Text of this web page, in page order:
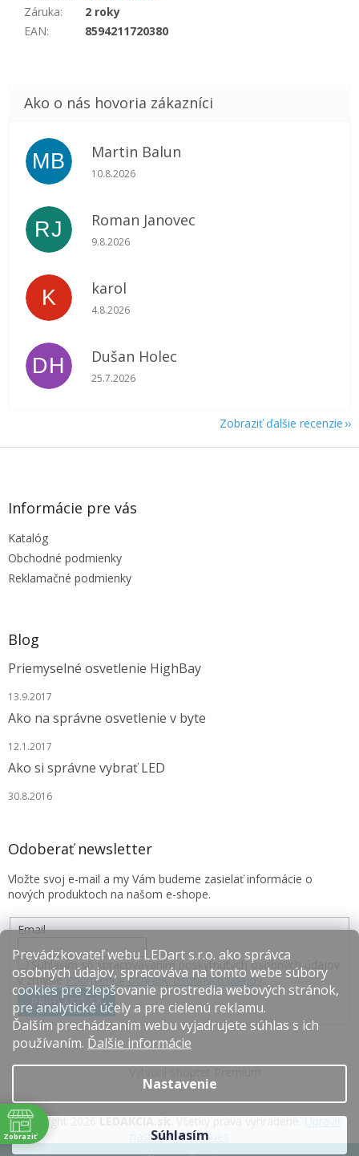
Prevádzkovateľ webu LEDart s.r.o. ako správca
osobných údajov, spracováva na tomto webe súbory
cookies pre zlepšovanie prostredia webových stránok,
pre analytické účely a pre cielenú reklamu.
Ďalším prechádzaním webu vyjadrujete súhlas s ich
používaním. Ďalšie informácie
Nastavenie
Súhlasím
Záruka:
2 roky
EAN: 8594211720380
MB Martin Balun
Hodnotenie obchodu je 5 z 5 hviezdičiek.
10.8.2026
RJ Roman Janovec
Hodnotenie obchodu je 5 z 5 hviezdičiek.
9.8.2026
K karol
Hodnotenie obchodu je 5 z 5 hviezdičiek.
4.8.2026
DH Dušan Holec
Hodnotenie obchodu je 5 z 5 hviezdičiek.
25.7.2026
Zobraziť ďalšie recenzie
Z
Informácie pre vás
Katalóg
Obchodné podmienky
Reklamačné podmienky
Blog
Priemyselné osvetlenie HighBay
13.9.2017
Ako na správne osvetlenie v byte
12.1.2017
Ako si správne vybrať LED
30.8.2016
Odoberať newsletter
Vložte svoj e-mail a my Vám budeme zasielať informácie o
nových produktoch na našom e-shope.
Email
Súhlasím so spracovávaním poskytnutých osobných údajov
v zmysle Podmienok ochrany osobných údajov.
PRIHLÁSIŤ SA
Copyright 2026
nastavenie cookies
Zobraziť